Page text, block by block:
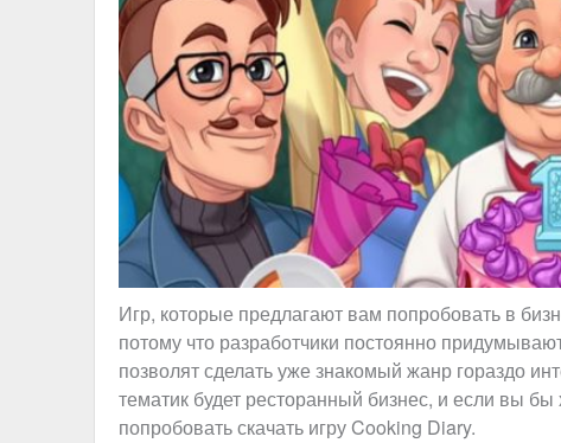
Игр, которые предлагают вам попробовать в
потому что разработчики постоянно
позволят сделать уже знакомый жанр гораздо
тематик будет ресторанный бизнес, и если вы
попробовать скачать игру Cooking Diary.